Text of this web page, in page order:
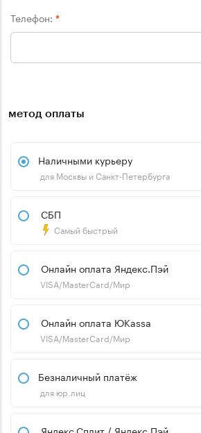
Телефон: *
метод оплаты
Наличными курьеру
для Москвы и Санкт-Петербурга
СБП
Самый быстрый
Онлайн оплата Яндекс.Пэй
VISA/MasterCard/Мир
Онлайн оплата ЮKassa
VISA/MasterCard/Мир
Безналичный платёж
для юр.лиц